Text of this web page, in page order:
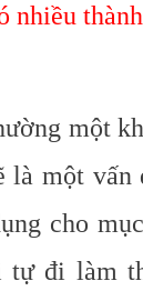
nhiều
một
là một
cho
tự đi làm